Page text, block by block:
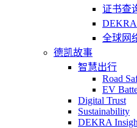
证书查
全球网
德凯故事
智慧出行
Road
EV
Digital Trust
Sustainability
DEKRA